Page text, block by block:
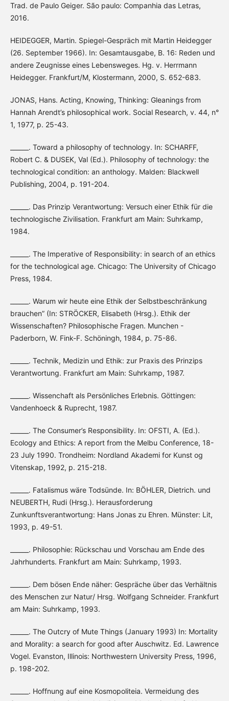
Trad. de Paulo Geiger. São paulo: Companhia das Letras,
2016.
HEIDEGGER, Martin. Spiegel-Gespräch mit Martin Heidegger
(26. September 1966). In: Gesamtausgabe, B. 16: Reden und
andere Zeugnisse eines Lebensweges. Hg. v. Herrmann
Heidegger. Frankfurt/M, Klostermann, 2000, S. 652-683.
JONAS, Hans. Acting, Knowing, Thinking: Gleanings from
Hannah Arendt’s philosophical work. Social Research, v. 44, n°
1, 1977, p. 25-43.
______. Toward a philosophy of technology. In: SCHARFF,
Robert C. & DUSEK, Val (Ed.). Philosophy of technology: the
technological condition: an anthology. Malden: Blackwell
Publishing, 2004, p. 191-204.
______. Das Prinzip Verantwortung: Versuch einer Ethik für die
technologische Zivilisation. Frankfurt am Main: Suhrkamp,
1984.
______. The Imperative of Responsibility: in search of an ethics
for the technological age. Chicago: The University of Chicago
Press, 1984.
______. Warum wir heute eine Ethik der Selbstbeschränkung
brauchen” (In: STRÖCKER, Elisabeth (Hrsg.). Ethik der
Wissenschaften? Philosophische Fragen. Munchen -
Paderborn, W. Fink-F. Schöningh, 1984, p. 75-86.
______. Technik, Medizin und Ethik: zur Praxis des Prinzips
Verantwortung. Frankfurt am Main: Suhrkamp, 1987.
______. Wissenchaft als Persönliches Erlebnis. Göttingen:
Vandenhoeck & Ruprecht, 1987.
______. The Consumer’s Responsibility. In: OFSTI, A. (Ed.).
Ecology and Ethics: A report from the Melbu Conference, 18-
23 July 1990. Trondheim: Nordland Akademi for Kunst og
Vitenskap, 1992, p. 215-218.
______. Fatalismus wäre Todsünde. In: BÖHLER, Dietrich. und
NEUBERTH, Rudi (Hrsg.). Herausforderung
Zunkunftsverantwortung: Hans Jonas zu Ehren. Münster: Lit,
1993, p. 49-51.
______. Philosophie: Rückschau und Vorschau am Ende des
Jahrhunderts. Frankfurt am Main: Suhrkamp, 1993.
______. Dem bösen Ende näher: Gespräche über das Verhältnis
des Menschen zur Natur/ Hrsg. Wolfgang Schneider. Frankfurt
am Main: Suhrkamp, 1993.
______. The Outcry of Mute Things (January 1993) In: Mortality
and Morality: a search for good after Auschwitz. Ed. Lawrence
Vogel. Evanston, Illinois: Northwestern University Press, 1996,
p. 198-202.
______. Hoffnung auf eine Kosmopoliteia. Vermeidung des